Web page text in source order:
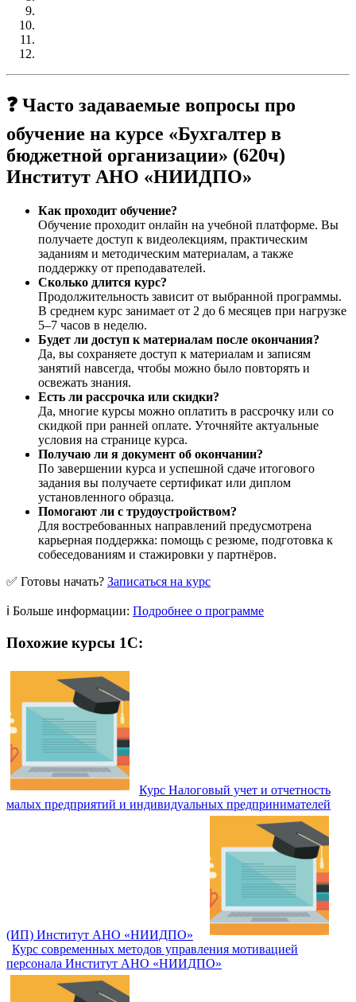
❓ Часто задаваемые вопросы про
обучение на курсе «Бухгалтер в
бюджетной организации» (620ч)
Институт АНО «НИИДПО»
Как проходит обучение?
Обучение проходит онлайн на учебной платформе. Вы
получаете доступ к видеолекциям, практическим
заданиям и методическим материалам, а также
поддержку от преподавателей.
Сколько длится курс?
Продолжительность зависит от выбранной программы.
В среднем курс занимает от 2 до 6 месяцев при нагрузке
5–7 часов в неделю.
Будет ли доступ к материалам после окончания?
Да, вы сохраняете доступ к материалам и записям
занятий навсегда, чтобы можно было повторять и
освежать знания.
Есть ли рассрочка или скидки?
Да, многие курсы можно оплатить в рассрочку или со
скидкой при ранней оплате. Уточняйте актуальные
условия на странице курса.
Получаю ли я документ об окончании?
По завершении курса и успешной сдаче итогового
задания вы получаете сертификат или диплом
установленного образца.
Помогают ли с трудоустройством?
Для востребованных направлений предусмотрена
карьерная поддержка: помощь с резюме, подготовка к
собеседованиям и стажировки у партнёров.
✅ Готовы начать? Записаться на курс
ℹ️ Больше информации: Подробнее о программе
Похожие курсы 1С:
Курс Налоговый учет и отчетность
малых предприятий и индивидуальных предпринимателей
(ИП) Институт АНО «НИИДПО»
Курс современных методов управления мотивацией
персонала Институт АНО «НИИДПО»